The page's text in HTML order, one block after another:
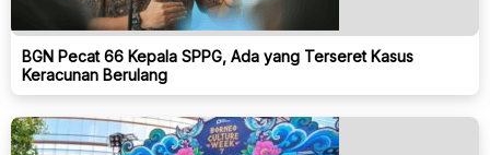
BGN Pecat 66 Kepala SPPG, Ada yang Terseret Kasus
Keracunan Berulang